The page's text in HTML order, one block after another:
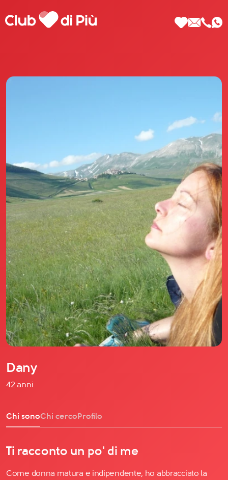
Le testimonianze Club di Più
La fondatrice Valeria Pilla
Annunci Donne
Agenzia matrimoniale Club di Più
Love Notebook
Il libro Donna di Cuori
Quanto costa Club di Più
Love Academy
Domande Frequenti
Impegno Sociale
Le nostre sedi
Facebook
YouTube
Instagram
TikTok
Dany
42 anni
Chi sonoChi cercoProfilo
Ti racconto un po' di me
Come donna matura e indipendente, ho abbracciato la